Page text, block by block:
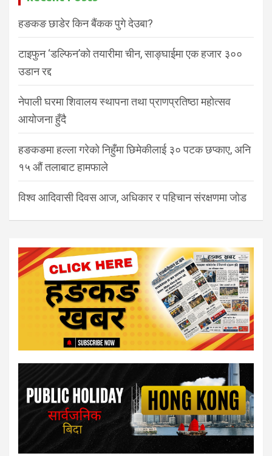
हङकङ छाडेर किन बैंकक पुगे देउबा?
टाइफुन ‘डल्फिन’को तयारीमा चीन, साङ्घाईमा एक हजार ३००
उडान रद्द
नेपाली घरमा शिवालय स्थापना तथा प्राणप्रतिष्ठा महोत्सव
आयोजना हुँदै
हङकङमा हल्ला गरेको निहुँमा छिमेकीलाई ३० पटक छप्काए, अनि
१५ औं तलाबाट हामफाले
विश्व आदिवासी दिवस आज, अधिकार र पहिचान संरक्षणमा जोड